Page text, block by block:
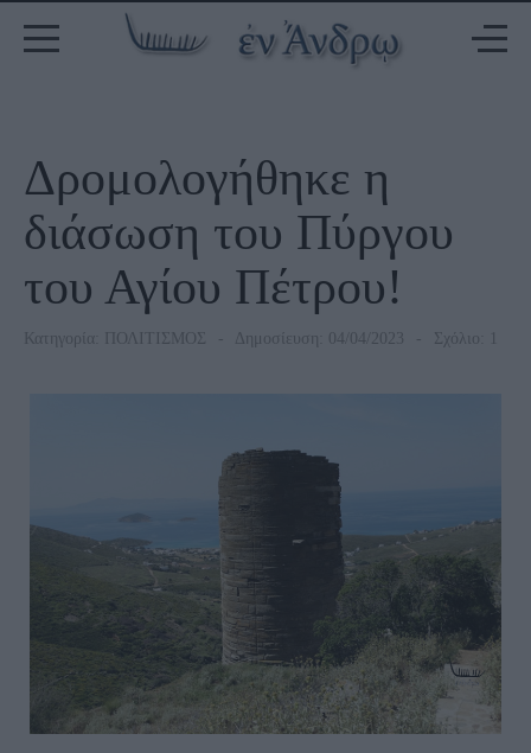
Δρομολογήθηκε η
διάσωση του Πύργου
του Αγίου Πέτρου!
Κατηγορία: ΠΟΛΙΤΙΣΜΟΣ Δημοσίευση: 04/04/2023 Σχόλιο: 1